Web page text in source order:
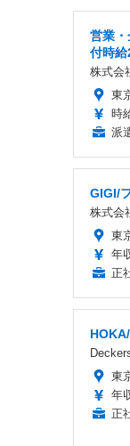
営業
付時
株式会
東
時
派
GIGI/
株式会
東
年
正
東
年
正